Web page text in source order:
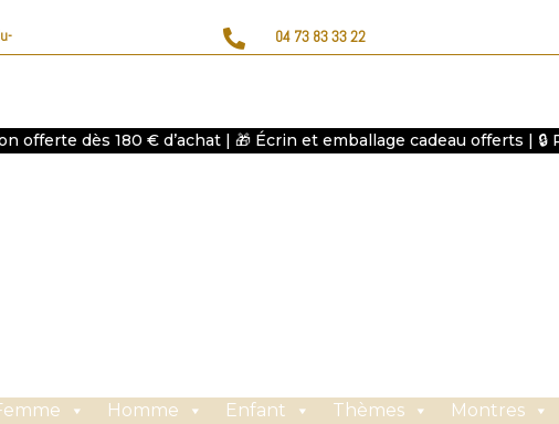
 04 73 83 33 22
offerte dès 180 € d’achat | 🎁 Écrin et emballage cadeau offerts |
Homme Enfant Thèmes Montres